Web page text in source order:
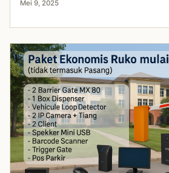
Mei 9, 2025